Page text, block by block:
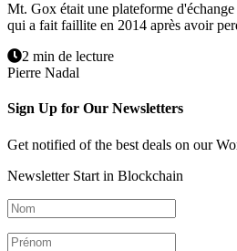
Mt. Gox était une plateforme d'échange
qui a fait faillite en 2014 après avoir
2 min de lecture
Pierre Nadal
Sign Up for Our Newsletters
Get notified of the best deals on our
Newsletter Start in Blockchain